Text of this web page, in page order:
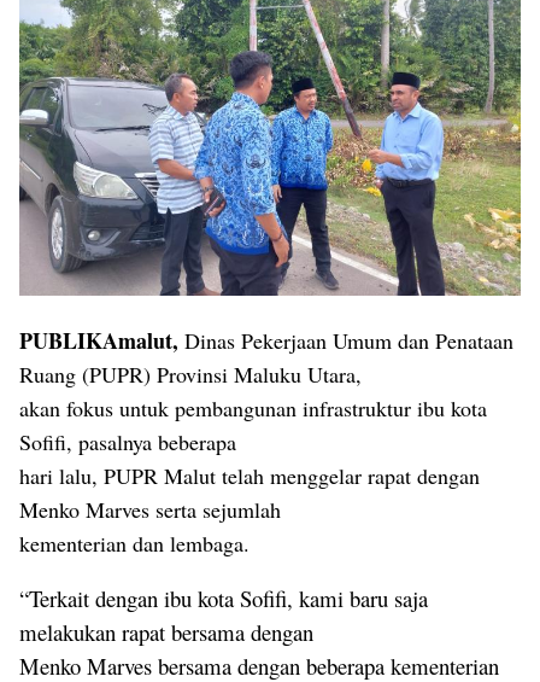
PUBLIKAmalut, Dinas Pekerjaan Umum dan Penataan
Ruang (PUPR) Provinsi Maluku Utara,
akan fokus untuk pembangunan infrastruktur ibu kota
Sofifi, pasalnya beberapa
hari lalu, PUPR Malut telah menggelar rapat dengan
Menko Marves serta sejumlah
kementerian dan lembaga.
“Terkait dengan ibu kota Sofifi, kami baru saja
melakukan rapat bersama dengan
Menko Marves bersama dengan beberapa kementerian